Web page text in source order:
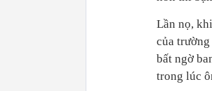
Lần nọ,
của
bất ngờ
trong lúc